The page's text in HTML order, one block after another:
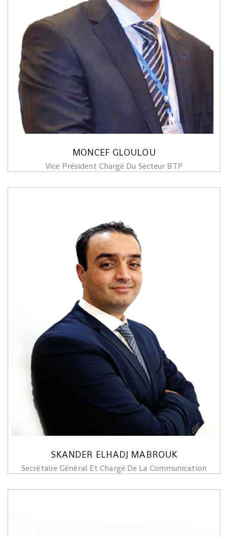
MONCEF GLOULOU
Vice Président Chargé Du Secteur BTP
SKANDER ELHADJ MABROUK
Secrétaire Général Et Chargé De La Communication